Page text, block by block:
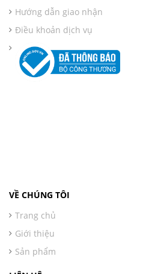
Hướng dẫn giao nhận
Điều khoản dịch vụ
VỀ CHÚNG TÔI
Trang chủ
Giới thiệu
Sản phẩm